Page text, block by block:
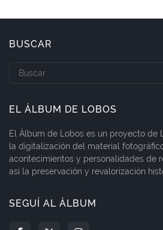
BUSCAR
EL ÁLBUM DE LOBOS
El Álbum de Lobos es un proyecto de
la digitalización del material
acontecimientos y personalidades de
así la preservación y revalorización
SEGUÍ AL ÁLBUM